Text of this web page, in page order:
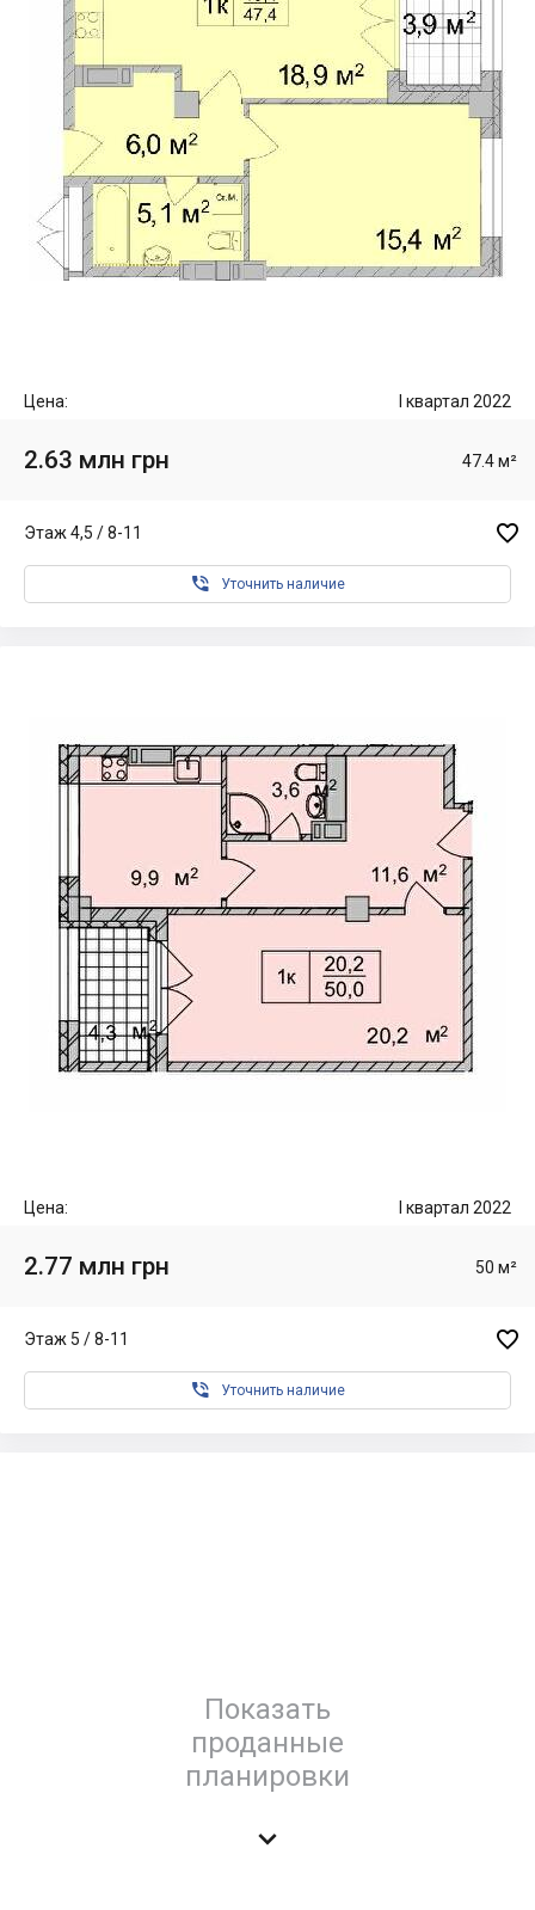
Цена: I квартал 2022
2.63 млн грн 47.4 м²
Этаж 4,5 / 8-11 
 Уточнить наличие
Цена: I квартал 2022
2.77 млн грн 50 м²
Этаж 5 / 8-11 
 Уточнить наличие
Показать
проданные
планировки
